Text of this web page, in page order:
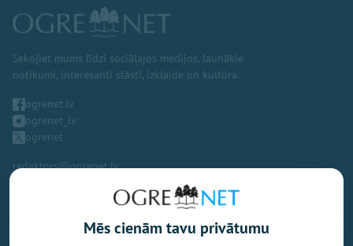
Sekojiet mums līdzi sociālajos medijos. Jaunākie
notikumi, interesanti stāsti, izklaide un kultūra.
ogrenet.lv
ogrenet_lv
ogrenet
redaktors@ogrenet.lv
Mēs cienām tavu privātumu